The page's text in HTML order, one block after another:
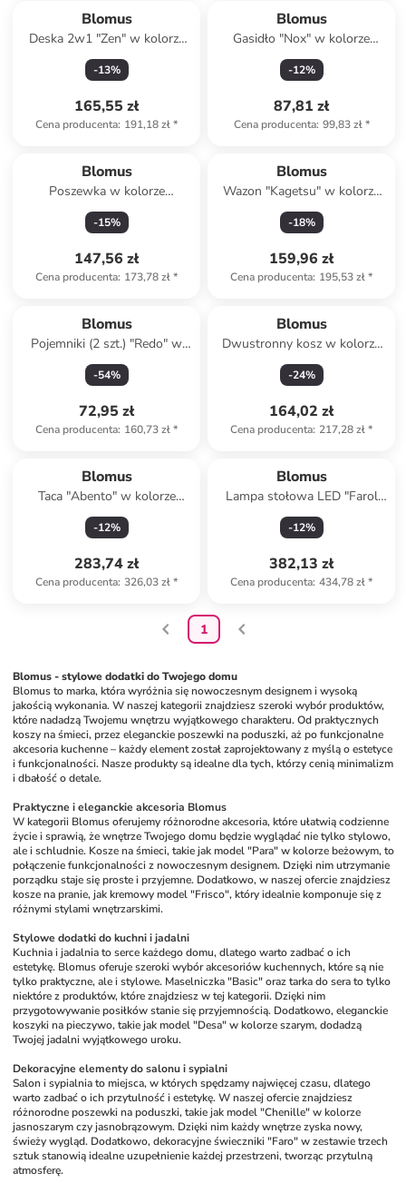
Blomus
Deska 2w1 "Zen" w kolorze
beżowym do serwowania - 32
x 17 cm
-13%
165,55 zł
Cena producenta: 191,18 zł*
Blomus
Gasidło "Nox" w kolorze
złotym do świec - dł. 22 cm
-12%
87,81 zł
Cena producenta: 99,83 zł*
Blomus
Poszewka w kolorze
kremowym na poduszkę - 30
x 50 cm
-15%
147,56 zł
Cena producenta: 173,78 zł*
Blomus
Wazon "Kagetsu" w kolorze
jasnoszarym - 18 x 6 cm
-18%
159,96 zł
Cena producenta: 195,53 zł*
Blomus
Pojemniki (2 szt.) "Redo" w
kolorze beżowym - 32 x 15
cm
-54%
72,95 zł
Cena producenta: 160,73 zł*
Blomus
Dwustronny kosz w kolorze
biało-beżowym - 23 x 26 x 23
c,
-24%
164,02 zł
Cena producenta: 217,28 zł*
Blomus
Taca "Abento" w kolorze
jasnobrązowym - 50 x 30 cm
-12%
283,74 zł
Cena producenta: 326,03 zł*
Blomus
Lampa stołowa LED "Farol
Mini" - KEE G - wys. 19 cm
-12%
382,13 zł
Cena producenta: 434,78 zł*
1
Blomus - stylowe dodatki do Twojego domu
Blomus to marka, która wyróżnia się nowoczesnym designem i wysoką
jakością wykonania. W naszej kategorii znajdziesz szeroki wybór produktów,
które nadadzą Twojemu wnętrzu wyjątkowego charakteru. Od praktycznych
koszy na śmieci, przez eleganckie poszewki na poduszki, aż po funkcjonalne
akcesoria kuchenne – każdy element został zaprojektowany z myślą o estetyce
i funkcjonalności. Nasze produkty są idealne dla tych, którzy cenią minimalizm
i dbałość o detale.
Praktyczne i eleganckie akcesoria Blomus
W kategorii Blomus oferujemy różnorodne akcesoria, które ułatwią codzienne
życie i sprawią, że wnętrze Twojego domu będzie wyglądać nie tylko stylowo,
ale i schludnie. Kosze na śmieci, takie jak model "Para" w kolorze beżowym, to
połączenie funkcjonalności z nowoczesnym designem. Dzięki nim utrzymanie
porządku staje się proste i przyjemne. Dodatkowo, w naszej ofercie znajdziesz
kosze na pranie, jak kremowy model "Frisco", który idealnie komponuje się z
różnymi stylami wnętrzarskimi.
Stylowe dodatki do kuchni i jadalni
Kuchnia i jadalnia to serce każdego domu, dlatego warto zadbać o ich
estetykę. Blomus oferuje szeroki wybór akcesoriów kuchennych, które są nie
tylko praktyczne, ale i stylowe. Maselniczka "Basic" oraz tarka do sera to tylko
niektóre z produktów, które znajdziesz w tej kategorii. Dzięki nim
przygotowywanie posiłków stanie się przyjemnością. Dodatkowo, eleganckie
koszyki na pieczywo, takie jak model "Desa" w kolorze szarym, dodadzą
Twojej jadalni wyjątkowego uroku.
Dekoracyjne elementy do salonu i sypialni
Salon i sypialnia to miejsca, w których spędzamy najwięcej czasu, dlatego
warto zadbać o ich przytulność i estetykę. W naszej ofercie znajdziesz
różnorodne poszewki na poduszki, takie jak model "Chenille" w kolorze
jasnoszarym czy jasnobrązowym. Dzięki nim każdy wnętrze zyska nowy,
świeży wygląd. Dodatkowo, dekoracyjne świeczniki "Faro" w zestawie trzech
sztuk stanowią idealne uzupełnienie każdej przestrzeni, tworząc przytulną
atmosferę.